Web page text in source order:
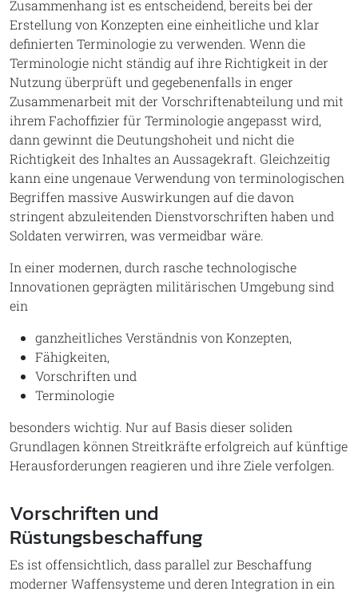
Zusammenhang ist es entscheidend, bereits bei der
Erstellung von Konzepten eine einheitliche und klar
definierten Terminologie zu verwenden. Wenn die
Terminologie nicht ständig auf ihre Richtigkeit in der
Nutzung überprüft und gegebenenfalls in enger
Zusammenarbeit mit der Vorschriftenabteilung und mit
ihrem Fachoffizier für Terminologie angepasst wird,
dann gewinnt die Deutungshoheit und nicht die
Richtigkeit des Inhaltes an Aussagekraft. Gleichzeitig
kann eine ungenaue Verwendung von terminologischen
Begriffen massive Auswirkungen auf die davon
stringent abzuleitenden Dienstvorschriften haben und
Soldaten verwirren, was vermeidbar wäre.
In einer modernen, durch rasche technologische
Innovationen geprägten militärischen Umgebung sind
ein
ganzheitliches Verständnis von Konzepten,
Fähigkeiten,
Vorschriften und
Terminologie
besonders wichtig. Nur auf Basis dieser soliden
Grundlagen können Streitkräfte erfolgreich auf künftige
Herausforderungen reagieren und ihre Ziele verfolgen.
Vorschriften und
Rüstungsbeschaffung
Es ist offensichtlich, dass parallel zur Beschaffung
moderner Waffensysteme und deren Integration in ein